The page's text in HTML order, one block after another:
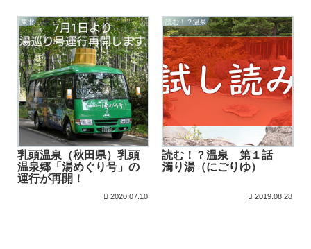
東北
乳頭温泉（秋田県）乳頭
温泉郷「湯めぐり号」の
運行が再開！
2020.07.10
読む！？温泉
読む！？温泉 第１話
濁り湯（にごりゆ）
2019.08.28